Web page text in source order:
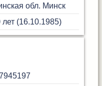
обл. Минск
лет (16.10.1985)